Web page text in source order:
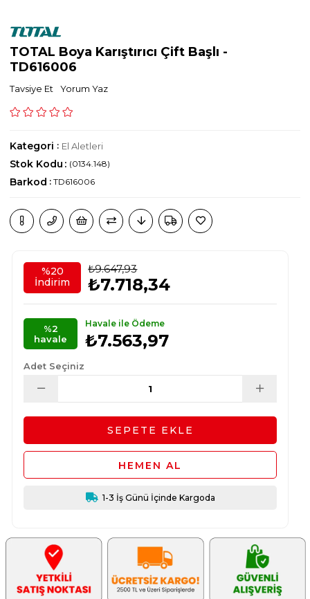
TOTAL Boya Karıştırıcı Çift Başlı -
TD616006
Tavsiye Et Yorum Yaz
Kategori : El Aletleri
(0134.148)
Stok Kodu
Barkod : TD616006
%20
İndirim
₺9.647,93
₺7.718,34
Havale ile Ödeme
₺7.563,97
%2
havale
Adet Seçiniz
1-3 İş Günü İçinde Kargoda